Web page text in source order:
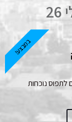
נוכחות
במבצע!